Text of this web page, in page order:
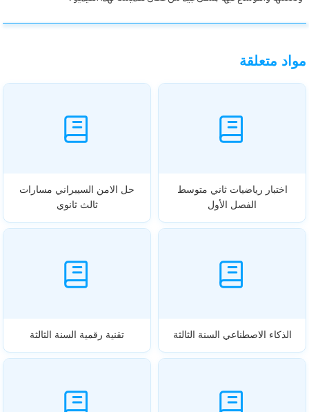
مواد متعلقة
اختبار رياضيات ثاني متوسط
الفصل الأول
حل الامن السيبراني مسارات
ثالث ثانوي
الذكاء الاصطناعي السنة الثالثة تقنية رقمية السنة الثالثة